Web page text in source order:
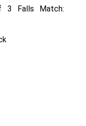
3 Falls Match: